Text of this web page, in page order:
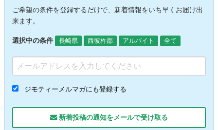
ご希望の条件を登録するだけで、新着情報をいち早くお届け出
来ます。
選択中の条件 長崎県 西彼杵郡 アルバイト 全て
ジモティーメルマガにも登録する
新着投稿の通知をメールで受け取る